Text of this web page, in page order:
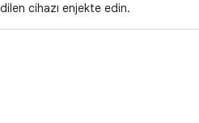
cihazı enjekte edin.